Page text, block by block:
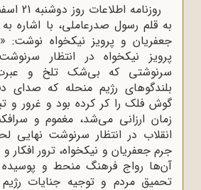
به قلم رسول صدرعاملی، با اشاره
جعفریان و پرویز نیکخواه نوشت:
پرویز نیکخواه در انتظار
سرنوشتی که بی‌شک تلخ و
بلندگوهای رژیم منحله که صدای
گوش فلک را کر کرده بود و غرور و
زمان ارزانی می‌شد، مغموم و
انقلاب در انتظار سرنوشت نهایی
جرم جعفریان و نیکخواه، ترور
آن‌ها رواج فرهنگ منحط و
تحمیق مردم و توجیه جنایات